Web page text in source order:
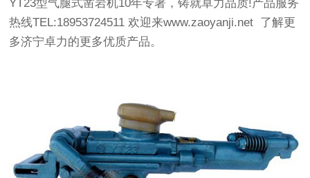
YT23型气腿式凿岩机10年专著，铸就卓力品质!产品服务
热线TEL:18953724511 欢迎来www.zaoyanji.net 了解更
多济宁卓力的更多优质产品。